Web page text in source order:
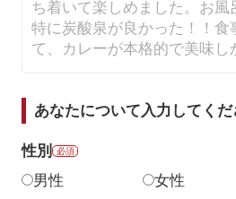
あなたについて入力してくだ
性別 必須
男性 女性